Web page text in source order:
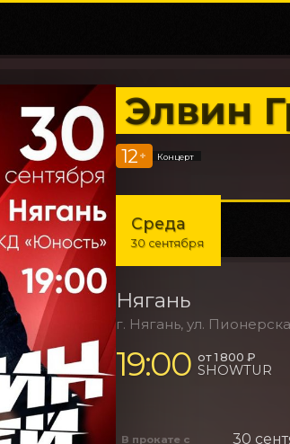
Элвин
12 + Концерт
Среда
30 сентября
Нягань
г. Нягань, ул.
19:00 от 1 800 ₽
SHOWTUR
В прокате с 30